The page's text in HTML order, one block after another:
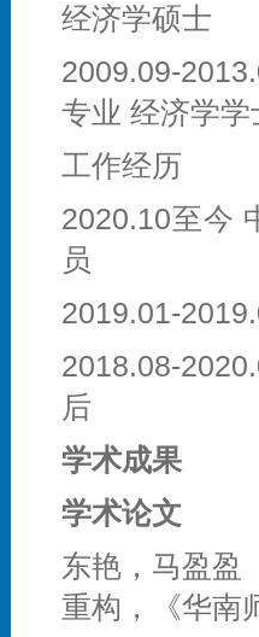
经济学硕士
2009.09-
专业 经济学学
工作经历
2020.10至今
员
2019.01-
2018.08-
后
学术成果
学术论文
东艳，马盈盈
重构，《华南